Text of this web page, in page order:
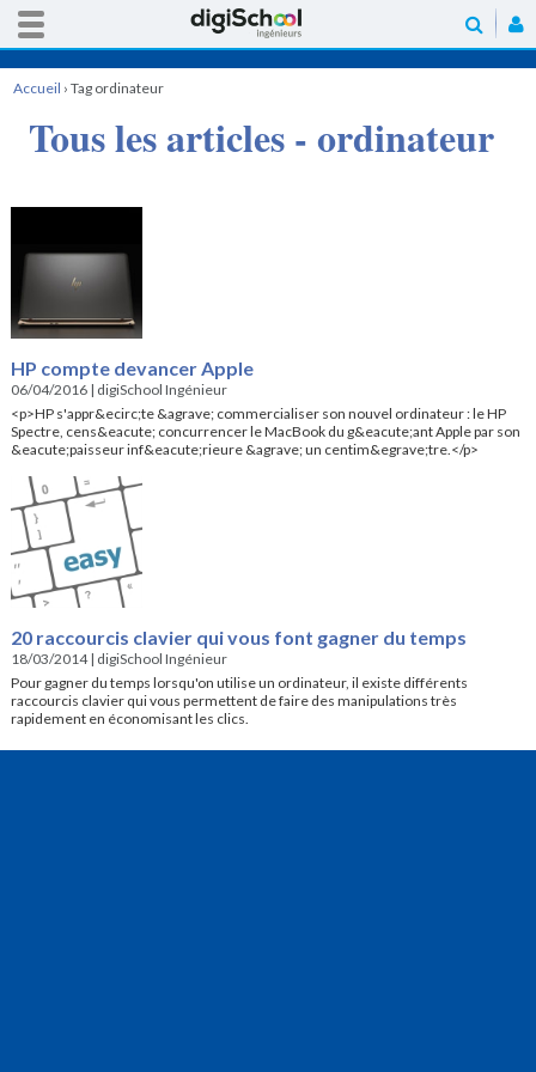
Accueil › Tag ordinateur
Tous les articles - ordinateur
HP compte devancer Apple
06/04/2016| digiSchool Ingénieur
<p>HP s'appr&ecirc;te &agrave; commercialiser son nouvel ordinateur : le HP
Spectre, cens&eacute; concurrencer le MacBook du g&eacute;ant Apple par son
&eacute;paisseur inf&eacute;rieure &agrave; un centim&egrave;tre.</p>
20 raccourcis clavier qui vous font gagner du temps
18/03/2014| digiSchool Ingénieur
Pour gagner du temps lorsqu'on utilise un ordinateur, il existe différents
raccourcis clavier qui vous permettent de faire des manipulations très
rapidement en économisant les clics.